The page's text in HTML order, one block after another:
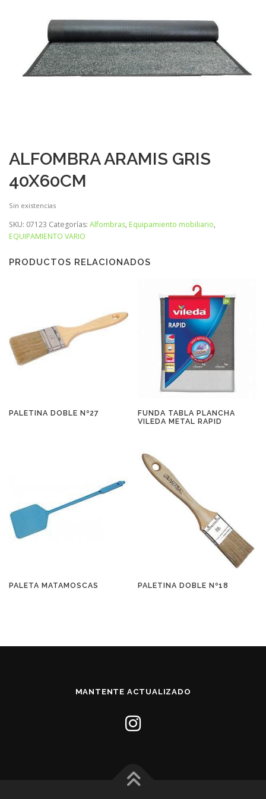
ALFOMBRA ARAMIS GRIS
40X60CM
Sin existencias
SKU: 07123 Categorías: Alfombras, Equipamiento mobiliario,
EQUIPAMIENTO VARIO
PRODUCTOS RELACIONADOS
PALETINA DOBLE Nº27
FUNDA TABLA PLANCHA
VILEDA METAL RAPID
PALETA MATAMOSCAS PALETINA DOBLE Nº18
MANTENTE ACTUALIZADO